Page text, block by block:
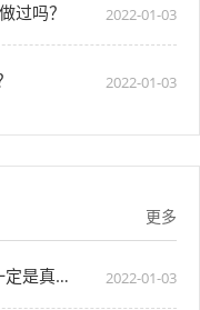
过吗？ 2022-01-03
2022-01-03
更多
养狗的8大坏处，看完还敢养的，一定是真爱了 2022-01-03